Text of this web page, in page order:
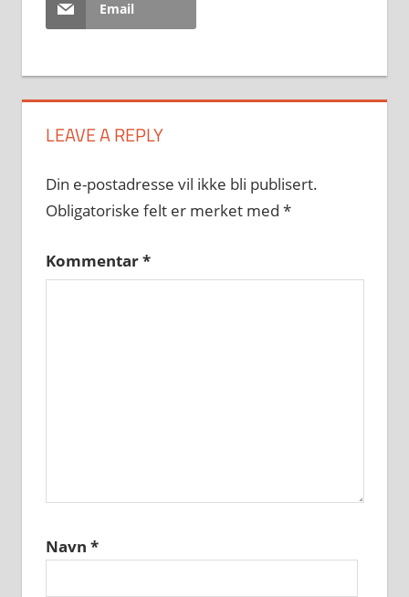
Email
LEAVE A REPLY
Din e-postadresse vil ikke bli publisert.
Obligatoriske felt er merket med *
Kommentar*
Navn *